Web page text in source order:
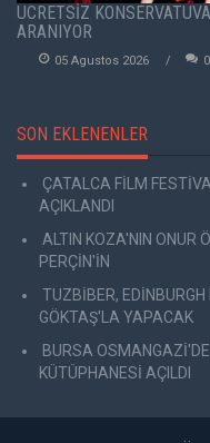
ÜCRETSİZ
ARANIYOR
05 Agustos 2026 0
SON EKLENENLER
ÇATALCA FİLM
AÇIKLANDI
ALTIN KOZA'NIN ONUR
PERÇİN'İN
TUZBİBER,
GÖKTAŞ'LA YAPACAK
BURSA
KÜTÜPHANESİ AÇILDI